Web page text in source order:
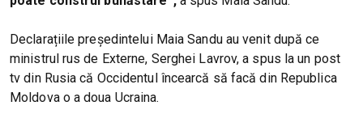
Declarațiile președintelui Maia Sandu au venit după ce
ministrul rus de Externe, Serghei Lavrov, a spus la un post
tv din Rusia că Occidentul încearcă să facă din Republica
Moldova o a doua Ucraina.